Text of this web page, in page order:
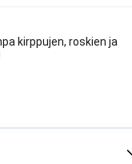
kirppujen, roskien ja